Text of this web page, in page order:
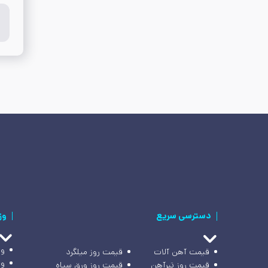
دسترسی سریع
قیمت آهن آلات
قیمت روز میلگرد
قیمت روز تیرآهن
قیمت روز ورق سیاه